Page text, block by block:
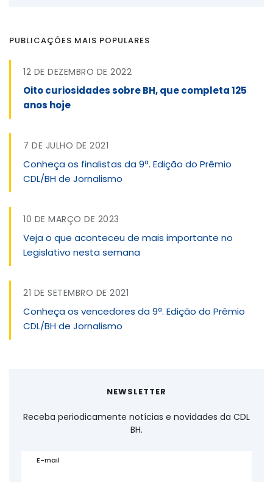
PUBLICAÇÕES MAIS POPULARES
12 DE DEZEMBRO DE 2022
Oito curiosidades sobre BH, que completa 125
anos hoje
7 DE JULHO DE 2021
Conheça os finalistas da 9ª. Edição do Prêmio
CDL/BH de Jornalismo
10 DE MARÇO DE 2023
Veja o que aconteceu de mais importante no
Legislativo nesta semana
21 DE SETEMBRO DE 2021
Conheça os vencedores da 9ª. Edição do Prêmio
CDL/BH de Jornalismo
NEWSLETTER
Receba periodicamente notícias e novidades da CDL
BH.
E-mail